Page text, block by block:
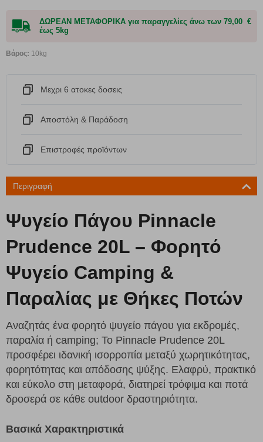
ΔΩΡΕΑΝ ΜΕΤΑΦΟΡΙΚΑ για παραγγελίες άνω των 79,00 €
έως 5kg
Βάρος: 10kg
Μεχρι 6 ατοκες δοσεις
Αποστόλη & Παράδοση
Eπιστροφές προϊόντων
Περιγραφή
Ψυγείο Πάγου Pinnacle
Prudence 20L – Φορητό
Ψυγείο Camping &
Παραλίας με Θήκες Ποτών
Αναζητάς ένα φορητό ψυγείο πάγου για εκδρομές,
παραλία ή camping; Το Pinnacle Prudence 20L
προσφέρει ιδανική ισορροπία μεταξύ χωρητικότητας,
φορητότητας και απόδοσης ψύξης. Ελαφρύ, πρακτικό
και εύκολο στη μεταφορά, διατηρεί τρόφιμα και ποτά
δροσερά σε κάθε outdoor δραστηριότητα.
Βασικά Χαρακτηριστικά